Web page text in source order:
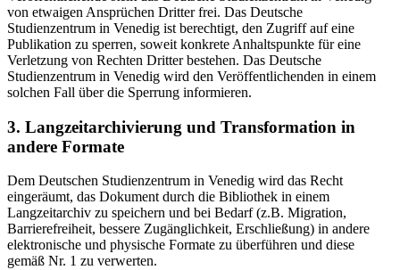
von etwaigen Ansprüchen Dritter frei. Das Deutsche
Studienzentrum in Venedig ist berechtigt, den Zugriff auf eine
Publikation zu sperren, soweit konkrete Anhaltspunkte für eine
Verletzung von Rechten Dritter bestehen. Das Deutsche
Studienzentrum in Venedig wird den Veröffentlichenden in einem
solchen Fall über die Sperrung informieren.
3. Langzeitarchivierung und Transformation in
andere Formate
Dem Deutschen Studienzentrum in Venedig wird das Recht
eingeräumt, das Dokument durch die Bibliothek in einem
Langzeitarchiv zu speichern und bei Bedarf (z.B. Migration,
Barrierefreiheit, bessere Zugänglichkeit, Erschließung) in andere
elektronische und physische Formate zu überführen und diese
gemäß Nr. 1 zu verwerten.